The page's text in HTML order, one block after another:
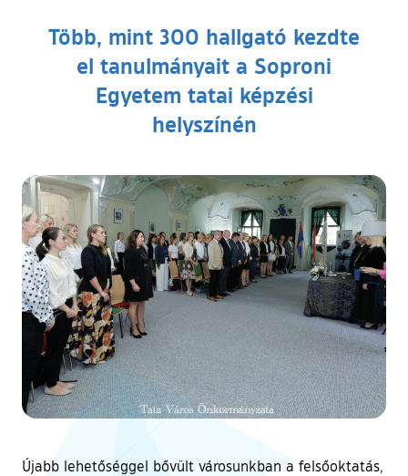
Több, mint 300 hallgató kezdte
el tanulmányait a Soproni
Egyetem tatai képzési
helyszínén
Újabb lehetőséggel bővült városunkban a felsőoktatás,